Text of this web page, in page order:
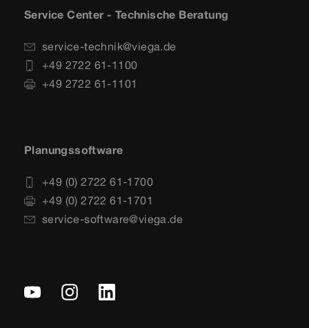
Service Center - Technische Beratung
service-technik@viega.de
+49 2722 61-1100
+49 2722 61-1101
Planungssoftware
+49 (0) 2722 61-1700
+49 (0) 2722 61-1701
service-software@viega.de